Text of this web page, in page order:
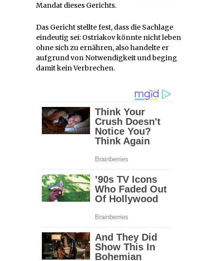
Mandat dieses Gerichts.
Das Gericht stellte fest, dass die Sachlage
eindeutig sei: Ostriakov könnte nicht leben
ohne sich zu ernähren, also handelte er
aufgrund von Notwendigkeit und beging
damit kein Verbrechen.